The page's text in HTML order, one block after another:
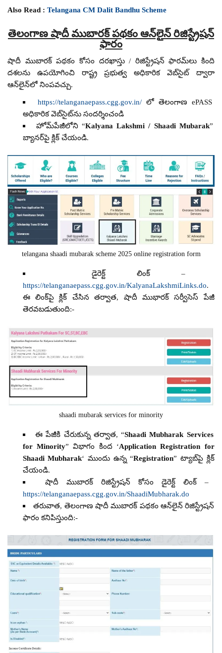
Also Read :Telangana CM Dalit Bandhu Scheme
తెలంగాణ షాదీ ముబారక్ పథకం ఆన్‌లైన్ రిజిస్ట్రేషన్
ఫారం
షాదీ ముబారక్ పథకం కోసం దరఖాస్తు / రిజిస్ట్రేషన్ ఫారమ్‌లు కింది
దశలను ఉపయోగించి రాష్ట్ర ప్రభుత్వ అధికారిక వెబ్‌సైట్ ద్వారా
ఆన్‌లైన్‌లో నింపవచ్చు.
https://telanganaepass.cgg.gov.in/ లో తెలంగాణ ePASS
అధికారిక వెబ్‌సైట్‌ను సందర్శించండి
హోమ్‌పేజీలోని “Kalyana Lakshmi / Shaadi Mubarak”
బ్యానర్‌పై క్లిక్ చేయండి.
telangana shaadi mubarak scheme 2025 online registration form
డైరెక్ట్ లింక్ –
https://telanganaepass.cgg.gov.in/KalyanaLakshmiLinks.do.
ఈ లింక్‌పై క్లిక్ చేసిన తర్వాత, షాదీ ముభారక్ సర్వీసెస్ పేజీ
తెరవబడుతుంది:-
shaadi mubarak services for minority
ఈ పేజీకి చేరుకున్న తర్వాత, “Shaadi Mubharak Services
for Minority” విభాగం కింద ‘Application Registration for
Shaadi Mubharak‘ ముందు ఉన్న “Registration” ట్యాబ్‌పై క్లిక్
చేయండి.
షాదీ ముబారక్ రిజిస్ట్రేషన్ కోసం డైరెక్ట్ లింక్ –
https://telanganaepass.cgg.gov.in/ShaadiMubharak.do
తరువాత, తెలంగాణ షాదీ ముబారక్ పథకం ఆన్‌లైన్ రిజిస్ట్రేషన్
ఫారం కనిపిస్తుంది:-